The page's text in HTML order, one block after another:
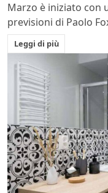
Marzo è iniziato con
previsioni di Paolo
Leggi di più